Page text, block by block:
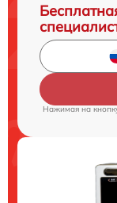
Нажимая на